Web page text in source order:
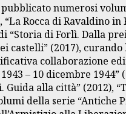
numerosi
Rocca di Ravaldino
“Storia di Forlì. Dalla
castelli” (2017),
collaborazione
– 10 dicembre
Guida alla città” (2012),
della serie “Antiche